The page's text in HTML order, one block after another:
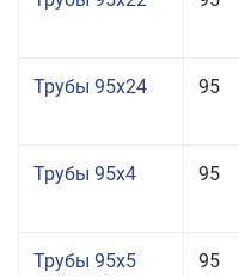
Трубы 95x24 95
Трубы 95x4 95
Трубы 95x5 95